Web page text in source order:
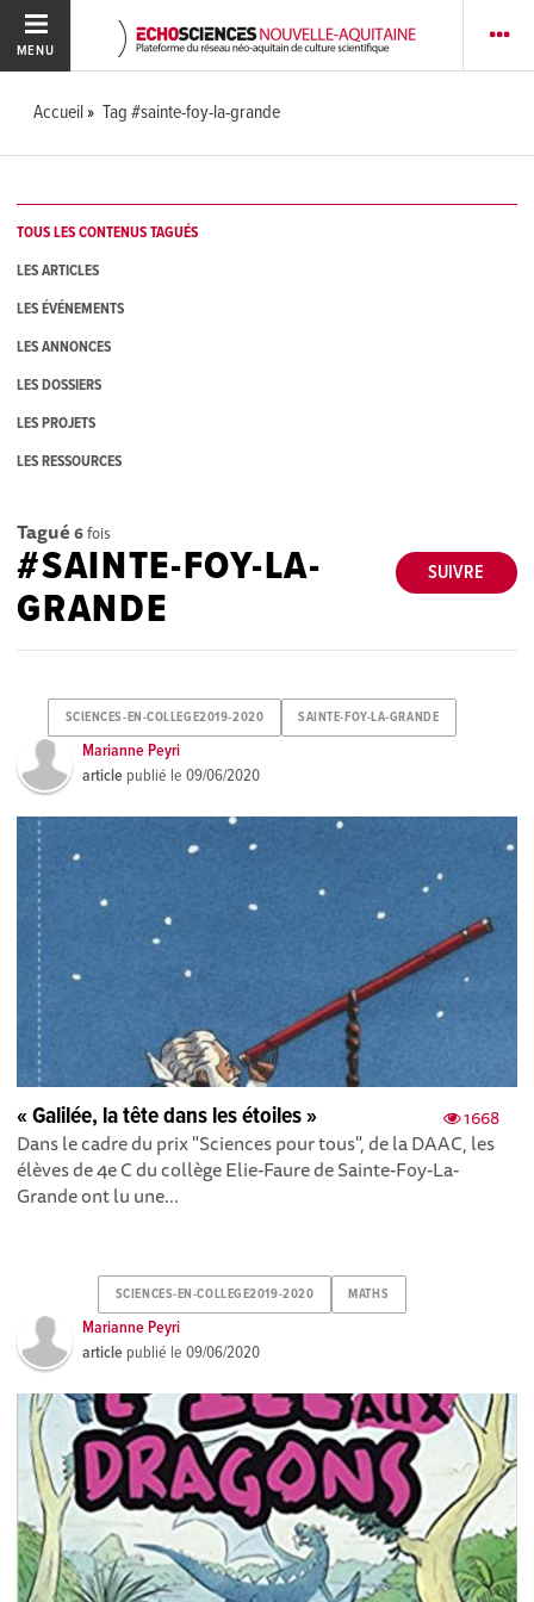
MENU
Accueil Tag #sainte-foy-la-grande
TOUS LES CONTENUS TAGUÉS
LES ARTICLES
LES ÉVÉNEMENTS
LES ANNONCES
LES DOSSIERS
LES PROJETS
LES RESSOURCES
Tagué 6fois
SUIVRE
#SAINTE-FOY-LA-
GRANDE
SCIENCES-EN-COLLEGE2019-2020 SAINTE-FOY-LA-GRANDE
Marianne Peyri
article publié le09/06/2020
1668
« Galilée, la tête dans les étoiles »
Dans le cadre du prix "Sciences pour tous", de la DAAC, les
élèves de 4e C du collège Elie-Faure de Sainte-Foy-La-
Grande ont lu une...
SCIENCES-EN-COLLEGE2019-2020 MATHS
Marianne Peyri
article publié le09/06/2020